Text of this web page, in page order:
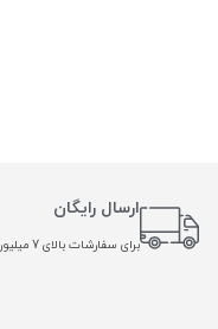
ارسال رایگان
برای سفارشات بالای 7 میلیون